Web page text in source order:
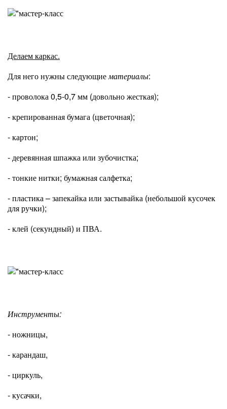
Делаем каркас.
Для него нужны следующиематериалы:
- проволока 0,5-0,7 мм (довольно жесткая);
- крепированная бумага (цветочная);
- картон;
- деревянная шпажка или зубочистка;
- тонкие нитки; бумажная салфетка;
- пластика – запекайка или застывайка (небольшой кусочек
для ручки);
- клей (секундный) и ПВА.
Инструменты:
- ножницы,
- карандаш,
- циркуль,
- кусачки,